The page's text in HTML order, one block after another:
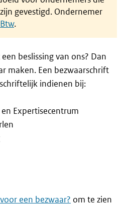
gevestigd. Ondernemer
Btw.
beslissing van ons? Dan
maken. Een bezwaarschrift
indienen bij:
Expertisecentrum
een bezwaar? om te zien